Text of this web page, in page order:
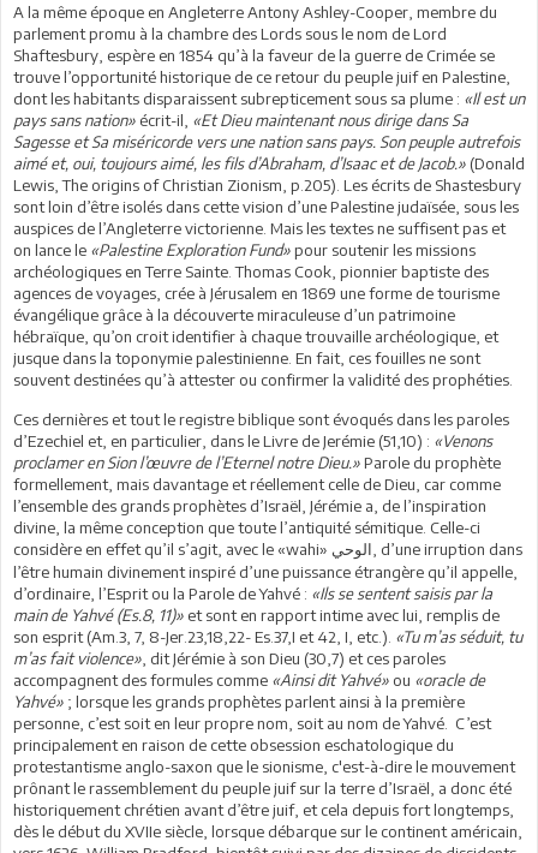
A la même époque en Angleterre Antony Ashley-Cooper, membre du
parlement promu à la chambre des Lords sous le nom de Lord
Shaftesbury, espère en 1854 qu’à la faveur de la guerre de Crimée se
trouve l’opportunité historique de ce retour du peuple juif en Palestine,
dont les habitants disparaissent subrepticement sous sa plume : «Il est un
pays sans nation» écrit-il, «Et Dieu maintenant nous dirige dans Sa
Sagesse et Sa miséricorde vers une nation sans pays. Son peuple autrefois
aimé et, oui, toujours aimé, les fils d’Abraham, d’Isaac et de Jacob.» (Donald
Lewis, The origins of Christian Zionism, p.205). Les écrits de Shastesbury
sont loin d’être isolés dans cette vision d’une Palestine judaïsée, sous les
auspices de l’Angleterre victorienne. Mais les textes ne suffisent pas et
on lance le «Palestine Exploration Fund»pour soutenir les missions
archéologiques en Terre Sainte. Thomas Cook, pionnier baptiste des
agences de voyages, crée à Jérusalem en 1869 une forme de tourisme
évangélique grâce à la découverte miraculeuse d’un patrimoine
hébraïque, qu’on croit identifier à chaque trouvaille archéologique, et
jusque dans la toponymie palestinienne. En fait, ces fouilles ne sont
souvent destinées qu’à attester ou confirmer la validité des prophéties.
Ces dernières et tout le registre biblique sont évoqués dans les paroles
d’Ezechiel et, en particulier, dans le Livre de Jerémie (51,10) : «Venons
proclamer en Sion l’œuvre de l’Eternel notre Dieu.»Parole du prophète
formellement, mais davantage et réellement celle de Dieu, car comme
l’ensemble des grands prophètes d’Israël, Jérémie a, de l’inspiration
divine, la même conception que toute l’antiquité sémitique. Celle-ci
considère en effet qu’il s’agit, avec le «wahi» الوحي
, d’une irruption dans
l’être humain divinement inspiré d’une puissance étrangère qu’il appelle,
d’ordinaire, l’Esprit ou la Parole de Yahvé : «Ils se sentent saisis par la
main de Yahvé (Es.8, 11)» et sont en rapport intime avec lui, remplis de
son esprit (Am.3, 7, 8-Jer.23,18,22- Es.37,I et 42, I, etc.). «Tu m’as séduit, tu
m’as fait violence» , dit Jérémie à son Dieu (30,7) et ces paroles
accompagnent des formules comme «Ainsi dit Yahvé» ou «oracle de
Yahvé» ; lorsque les grands prophètes parlent ainsi à la première
personne, c’est soit en leur propre nom, soit au nom de Yahvé. C’est
principalement en raison de cette obsession eschatologique du
protestantisme anglo-saxon que le sionisme, c'est-à-dire le mouvement
prônant le rassemblement du peuple juif sur la terre d’Israël, a donc été
historiquement chrétien avant d’être juif, et cela depuis fort longtemps,
dès le début du XVIIe siècle, lorsque débarque sur le continent américain,